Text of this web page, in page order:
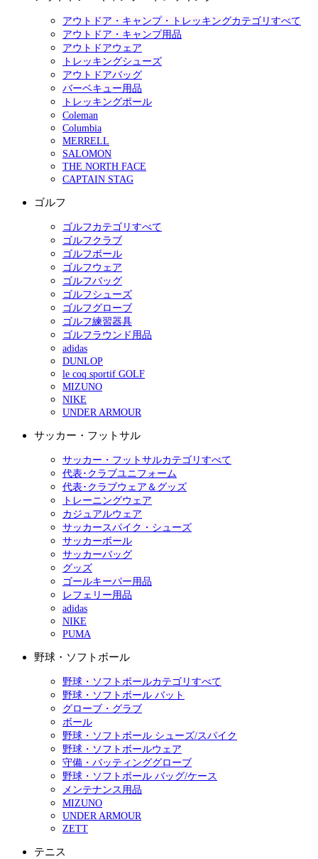
アウトドア・キャンプ・トレッキングカテゴリすべて
アウトドア・キャンプ用品
アウトドアウェア
トレッキングシューズ
アウトドアバッグ
バーベキュー用品
トレッキングポール
Coleman
Columbia
MERRELL
SALOMON
THE NORTH FACE
CAPTAIN STAG
ゴルフ
ゴルフカテゴリすべて
ゴルフクラブ
ゴルフボール
ゴルフウェア
ゴルフバッグ
ゴルフシューズ
ゴルフグローブ
ゴルフ練習器具
ゴルフラウンド用品
adidas
DUNLOP
le coq sportif GOLF
MIZUNO
NIKE
UNDER ARMOUR
サッカー・フットサル
サッカー・フットサルカテゴリすべて
代表･クラブユニフォーム
代表･クラブウェア＆グッズ
トレーニングウェア
カジュアルウェア
サッカースパイク・シューズ
サッカーボール
サッカーバッグ
グッズ
ゴールキーパー用品
レフェリー用品
adidas
NIKE
PUMA
野球・ソフトボール
野球・ソフトボールカテゴリすべて
野球・ソフトボール バット
グローブ・グラブ
ボール
野球・ソフトボール シューズ/スパイク
野球・ソフトボールウェア
守備・バッティンググローブ
野球・ソフトボール バッグ/ケース
メンテナンス用品
MIZUNO
UNDER ARMOUR
ZETT
テニス